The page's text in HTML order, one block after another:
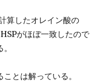
算したオレイン酸の
がほぼ一致したので
とは解っている。